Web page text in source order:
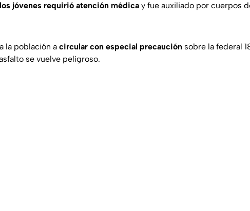
jóvenes requirió atención médica y fue auxiliado por cuerpos
la población a circular con especial precaución sobre la federal
se vuelve peligroso.